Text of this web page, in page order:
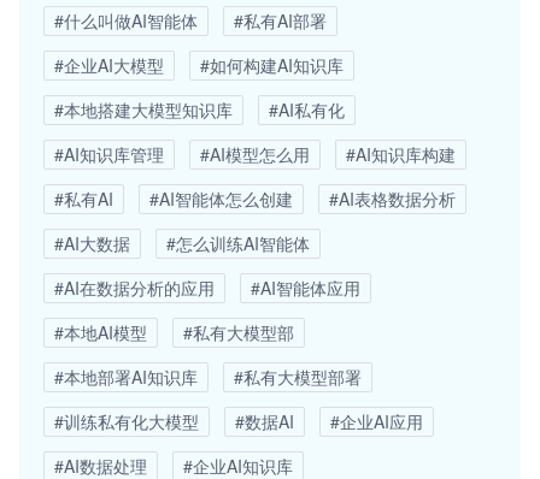
#什么叫做AI智能体
#私有AI部署
#企业AI大模型
#如何构建AI知识库
#本地搭建大模型知识库
#AI私有化
#AI知识库管理
#AI模型怎么用
#AI知识库构建
#私有AI
#AI智能体怎么创建
#AI表格数据分析
#AI大数据
#怎么训练AI智能体
#AI在数据分析的应用
#AI智能体应用
#本地AI模型
#私有大模型部
#本地部署AI知识库
#私有大模型部署
#训练私有化大模型
#数据AI
#企业AI应用
#AI数据处理
#企业AI知识库